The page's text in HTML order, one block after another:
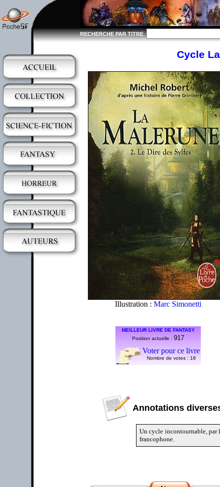
RECHERCHE PAR TITRE
Cycle
Illustration : Marc Simonetti
MEILLEUR LIVRE DE FANTASY
Position actuelle : 917
Voter pour ce livre
Nombre de votes : 18
Annotations
Un cycle incontournable, par
francophone.